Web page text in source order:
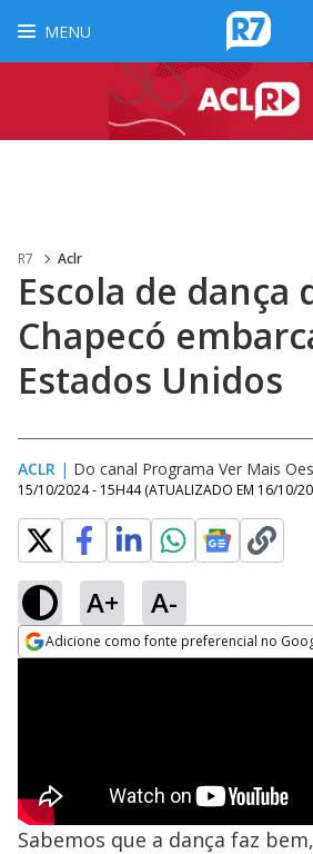
MENU
R7 Aclr
Escola de dança
Chapecó
Estados Unidos
ACLR | Do canal Programa Ver Mais
15/10/2024 - 15H44 (ATUALIZADO EM 16/10/
A+ A-
Adicione como fonte preferencial no
Sabemos que a dança faz